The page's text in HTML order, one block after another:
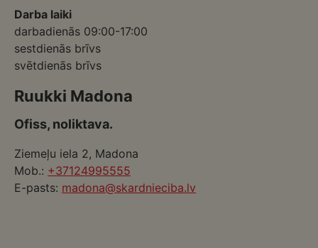
Darba laiki
darbadienās 09:00-17:00
sestdienās brīvs
svētdienās brīvs
Ruukki Madona
Ofiss, noliktava.
Ziemeļu iela 2, Madona
Mob.: +37124995555
E-pasts: madona@skardnieciba.lv